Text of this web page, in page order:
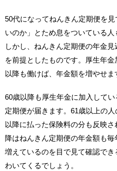
50代になってねんきん定期便を
いのか」とため息をついている人
しかし、ねんきん定期便の年金
を前提としたものです。厚生年
以降も働けば、年金額を増やせま
60歳以降も厚生年金に加入して
定期便が届きます。61歳以上の
以降に払った保険料の分も反映
降はねんきん定期便の年金額も
増えているのを目で見て確認で
わいてくるでしょう。